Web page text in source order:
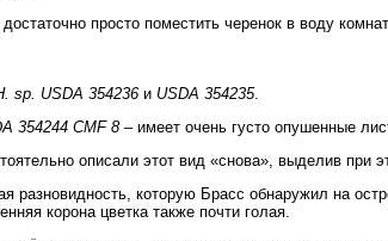
просто поместить черенок в воду
sp. USDA 354236 и USDA 354235.
354244 CMF 8– имеет очень густо опушенные
описали этот вид «снова», выделив при
разновидность, которую Брасс обнаружил на
корона цветка также почти голая.